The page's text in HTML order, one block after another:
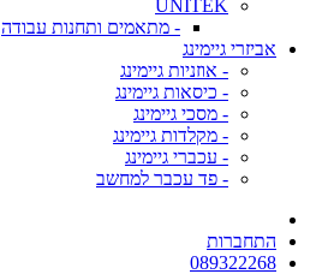
UNITEK
- מתאמים ותחנות עבודה
אביזרי גיימינג
- אוזניות גיימינג
- כיסאות גיימינג
- מסכי גיימינג
- מקלדות גיימינג
- עכברי גיימינג
- פד עכבר למחשב
התחברות
089322268